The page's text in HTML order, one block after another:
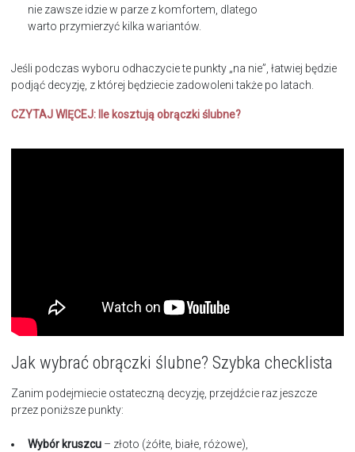
nie zawsze idzie w parze z komfortem, dlatego
warto przymierzyć kilka wariantów.
Jeśli podczas wyboru odhaczycie te punkty „na nie”, łatwiej będzie
podjąć decyzję, z której będziecie zadowoleni także po latach.
CZYTAJ WIĘCEJ: Ile kosztują obrączki ślubne?
Jak wybrać obrączki ślubne? Szybka checklista
Zanim podejmiecie ostateczną decyzję, przejdźcie raz jeszcze
przez poniższe punkty:
Wybór kruszcu – złoto (żółte, białe, różowe),